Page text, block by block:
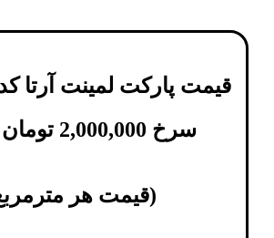
سرخ 2,000,000 تومان
(قیمت هر